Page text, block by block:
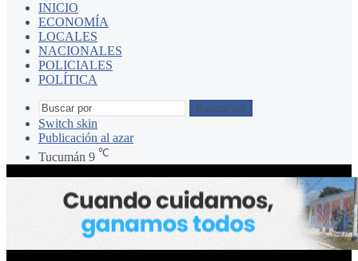
INICIO
ECONOMÍA
LOCALES
NACIONALES
POLICIALES
POLÍTICA
Buscar por
Switch skin
Publicación al azar
Tucumán 9 ℃